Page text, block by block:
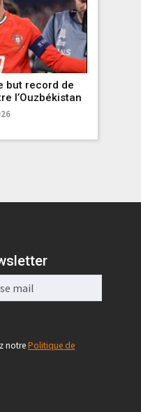
but record de
l’Ouzbékistan
notrePolitique de